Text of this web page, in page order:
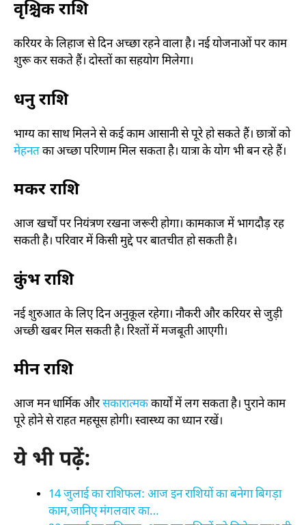
वृश्चिक राशि
करियर के लिहाज से दिन अच्छा रहने वाला है। नई योजनाओं पर काम
शुरू कर सकते हैं। दोस्तों का सहयोग मिलेगा।
धनु राशि
भाग्य का साथ मिलने से कई काम आसानी से पूरे हो सकते हैं। छात्रों को
मेहनतका अच्छा परिणाम मिल सकता है। यात्रा के योग भी बन रहे हैं।
मकर राशि
आज खर्चों पर नियंत्रण रखना जरूरी होगा। कामकाज में भागदौड़ रह
सकती है। परिवार में किसी मुद्दे पर बातचीत हो सकती है।
कुंभ राशि
नई शुरुआत के लिए दिन अनुकूल रहेगा। नौकरी और करियर से जुड़ी
अच्छी खबर मिल सकती है। रिश्तों में मजबूती आएगी।
मीन राशि
आज मन धार्मिक औरसकारात्मककार्यों में लग सकता है। पुराने काम
पूरे होने से राहत महसूस होगी। स्वास्थ्य का ध्यान रखें।
ये भी पढ़ें:
14 जुलाई का राशिफल: आज इन राशियों का बनेगा बिगड़ा
काम,जानिए मंगलवार का…